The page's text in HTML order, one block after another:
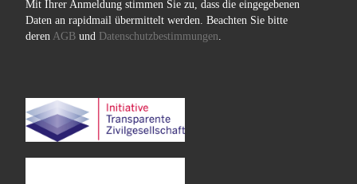
Mit Ihrer Anmeldung stimmen Sie zu, dass die eingegebenen
Daten an rapidmail übermittelt werden. Beachten Sie bitte
deren AGBund Datenschutzbestimmungen